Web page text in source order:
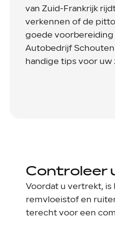
van Zuid-Frankrijk
verkennen of de
goede voorbereiding
Autobedrijf
handige tips voor uw
Controleer
Voordat u vertrekt,
remvloeistof en
terecht voor een